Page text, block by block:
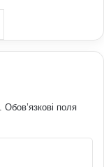
Обов’язкові поля